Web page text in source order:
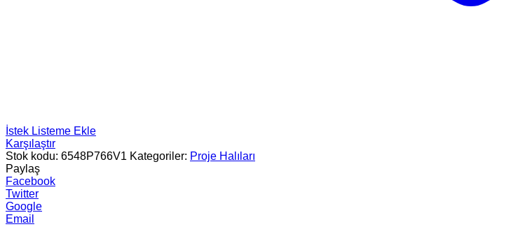
İstek Listeme Ekle
Karşılaştır
Stok kodu: 6548P766V1 Kategoriler: Proje Halıları
Paylaş
Facebook
Twitter
Google
Email